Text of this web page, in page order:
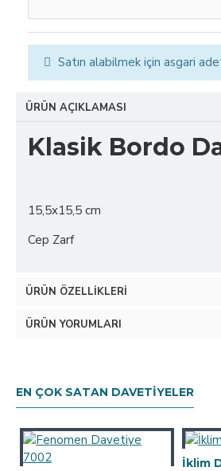
Satın alabilmek için asgari
ÜRÜN AÇIKLAMASI
Klasik Bordo
15,5x15,5 cm
Cep Zarf
ÜRÜN ÖZELLIKLERI
ÜRÜN YORUMLARI
EN ÇOK SATAN DAVETIYELER
İklim